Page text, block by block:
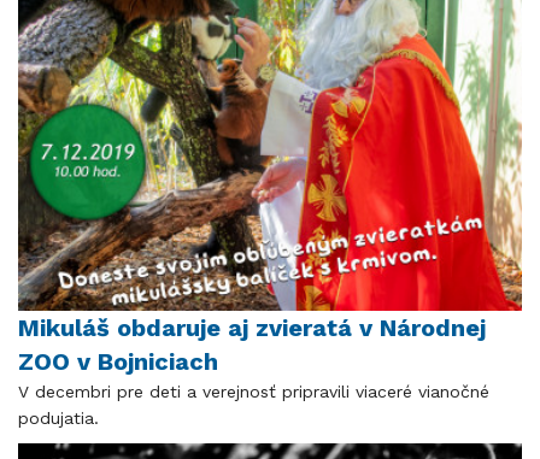
Mikuláš obdaruje aj zvieratá v Národnej
ZOO v Bojniciach
V decembri pre deti a verejnosť pripravili viaceré vianočné
podujatia.